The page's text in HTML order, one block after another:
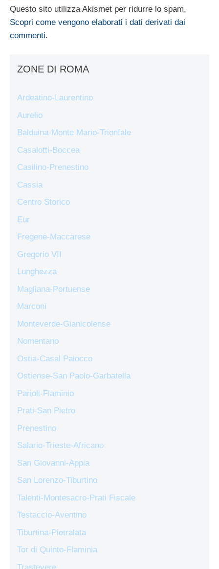
Questo sito utilizza Akismet per ridurre lo spam.
Scopri come vengono elaborati i dati derivati dai
commenti.
ZONE DI ROMA
Ardeatino-Laurentino
Aurelio
Balduina-Monte Mario-Trionfale
Casalotti-Boccea
Casilino-Prenestino
Cassia
Centro Storico
Eur
Fregene-Maccarese
Gregorio VII
Lunghezza
Magliana-Portuense
Marconi
Monteverde-Gianicolense
Nomentano
Ostia-Casal Palocco
Ostiense-San Paolo-Garbatella
Parioli-Flaminio
Prati-San Pietro
Prenestino
Salario-Trieste-Africano
San Giovanni-Appia
San Lorenzo-Tiburtino
Talenti-Montesacro-Prati Fiscale
Testaccio-Aventino
Tiburtina-Pietralata
Tor di Quinto-Flaminia